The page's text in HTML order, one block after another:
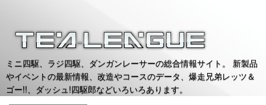
ミニ四駆、ラジ四駆、ダンガンレーサーの総合情報サイト。 新製品
やイベントの最新情報、改造やコースのデータ、爆走兄弟レッツ＆
ゴー!!、ダッシュ!四駆郎などいろいろあります。